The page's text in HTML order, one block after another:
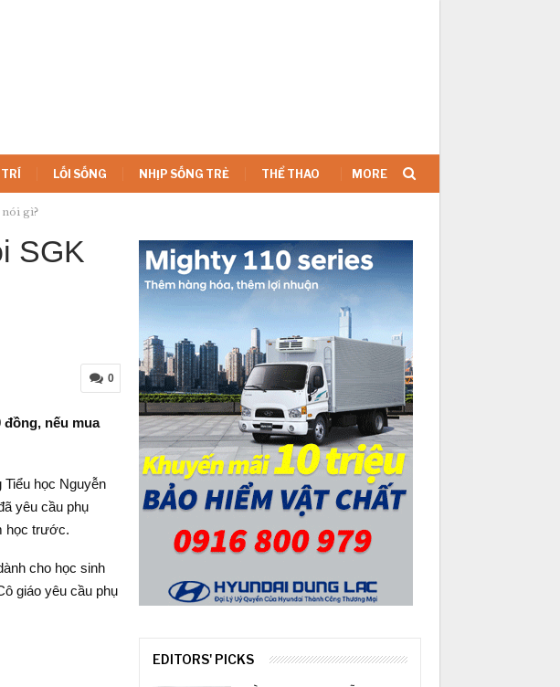
LỐI SỐNG NHỊP SỐNG TRẺ THỂ THAO MORE
nói gì?
SGK
0
đồng, nếu mua
học Nguyễn
yêu cầu phụ
học trước.
cho học sinh
giáo yêu cầu phụ
EDITORS' PICKS